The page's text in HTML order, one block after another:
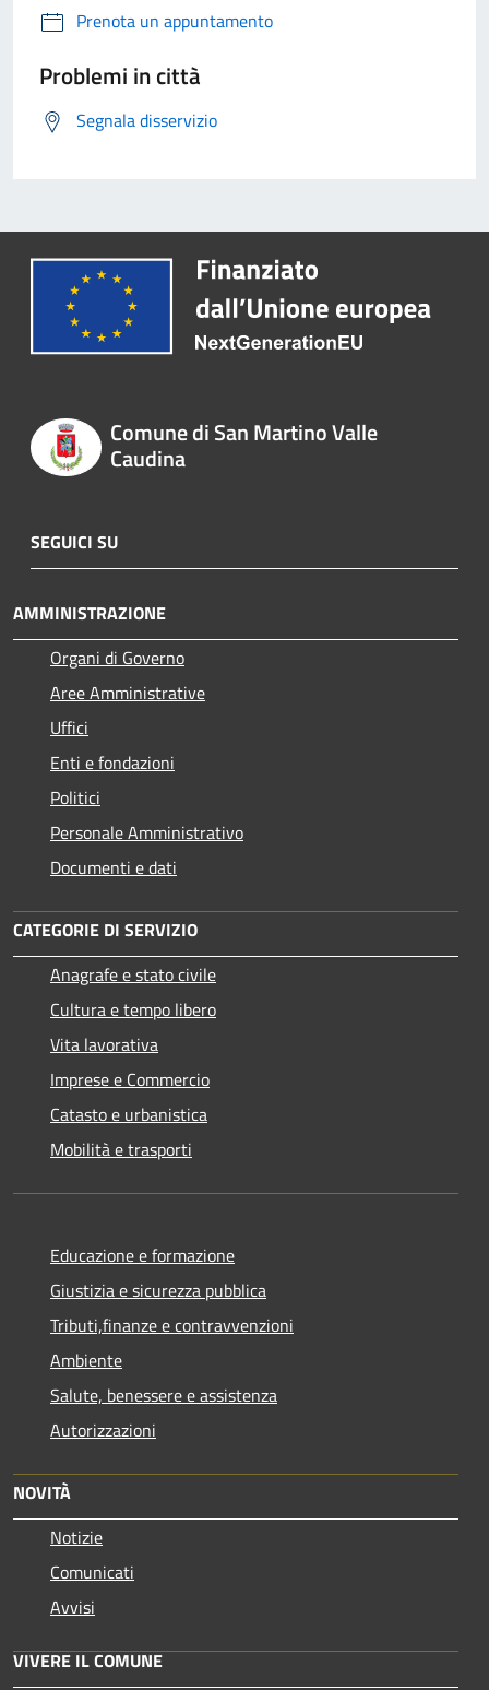
Prenota un appuntamento
Problemi in città
Segnala disservizio
Comune di San Martino Valle
Caudina
SEGUICI SU
AMMINISTRAZIONE
Organi di Governo
Aree Amministrative
Uffici
Enti e fondazioni
Politici
Personale Amministrativo
Documenti e dati
CATEGORIE DI SERVIZIO
Anagrafe e stato civile
Cultura e tempo libero
Vita lavorativa
Imprese e Commercio
Catasto e urbanistica
Mobilità e trasporti
Educazione e formazione
Giustizia e sicurezza pubblica
Tributi,finanze e contravvenzioni
Ambiente
Salute, benessere e assistenza
Autorizzazioni
NOVITÀ
Notizie
Comunicati
Avvisi
VIVERE IL COMUNE